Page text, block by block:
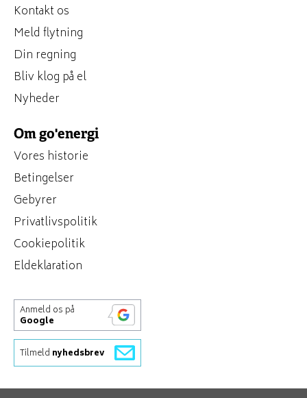
Kontakt os
Meld flytning
Din regning
Bliv klog på el
Nyheder
Om go'energi
Vores historie
Betingelser
Gebyrer
Privatlivspolitik
Cookiepolitik
Eldeklaration
Anmeld os på
Google
Tilmeld nyhedsbrev